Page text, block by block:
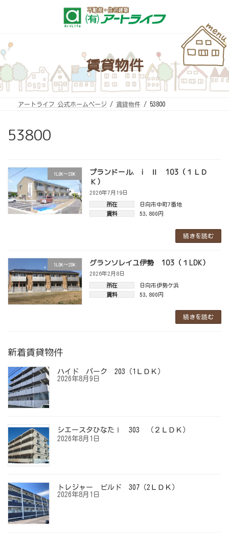
キ
ッ
プ
に
移
動
賃貸物件
アートライフ 公式ホームページ 賃貸物件 53800
53800
1LDK～2DK
プランドール. i Ⅱ 103（１ＬＤ
Ｋ）
2026年7月19日
続きを読む
所在
日向市中町7番地
賃料
53,800円
1LDK～2DK グランソレイユ伊勢 103（１LDK）
2026年2月8日
続きを読む
所在
日向市伊勢ケ浜
賃料
53,800円
新着賃貸物件
ハイド パーク 203（1ＬＤＫ）
2026年8月9日
シエースタひなたⅠ 303 （２ＬＤＫ）
2026年8月1日
トレジャー ビルド 307（2ＬＤＫ）
2026年8月1日